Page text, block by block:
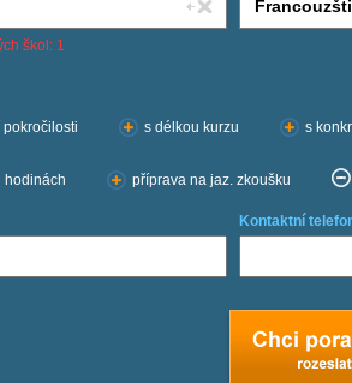
škol: 1
pokročilosti
s délkou kurzu s
hodinách příprava na jaz. zkoušku
Kontaktní